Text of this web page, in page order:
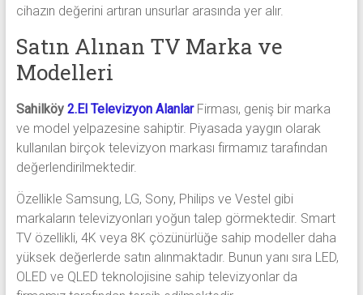
cihazın değerini artıran unsurlar arasında yer alır.
Satın Alınan TV Marka ve
Modelleri
Sahilköy 2.El Televizyon AlanlarFirması, geniş bir marka
ve model yelpazesine sahiptir. Piyasada yaygın olarak
kullanılan birçok televizyon markası firmamız tarafından
değerlendirilmektedir.
Özellikle Samsung, LG, Sony, Philips ve Vestel gibi
markaların televizyonları yoğun talep görmektedir. Smart
TV özellikli, 4K veya 8K çözünürlüğe sahip modeller daha
yüksek değerlerde satın alınmaktadır. Bunun yanı sıra LED,
OLED ve QLED teknolojisine sahip televizyonlar da